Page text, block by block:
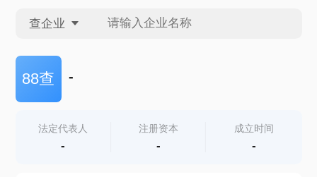
查企业
查企业
查产地
88查 -
法定代表人
-
注册资本
-
成立时间
-